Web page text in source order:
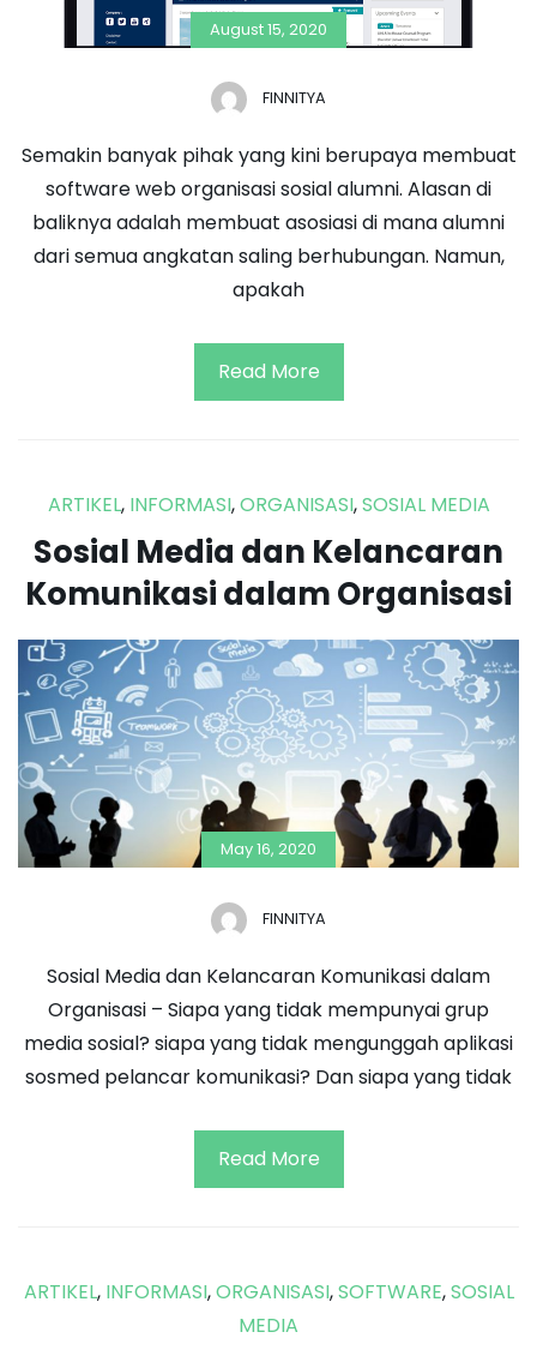
August 15, 2020
FINNITYA
Semakin banyak pihak yang kini berupaya membuat
software web organisasi sosial alumni. Alasan di
baliknya adalah membuat asosiasi di mana alumni
dari semua angkatan saling berhubungan. Namun,
apakah
Read More
ARTIKEL, INFORMASI,ORGANISASI,SOSIAL MEDIA
Sosial Media dan Kelancaran
Komunikasi dalam Organisasi
May 16, 2020
FINNITYA
Sosial Media dan Kelancaran Komunikasi dalam
Organisasi – Siapa yang tidak mempunyai grup
media sosial? siapa yang tidak mengunggah aplikasi
sosmed pelancar komunikasi? Dan siapa yang tidak
Read More
ARTIKEL, INFORMASI,ORGANISASI,SOFTWARE,SOSIAL
MEDIA